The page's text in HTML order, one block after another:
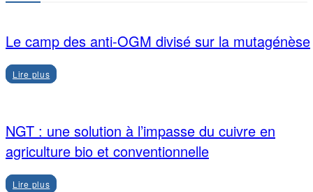
Le camp des anti-OGM divisé sur la mutagénèse
Lire plus
NGT : une solution à l’impasse du cuivre en
agriculture bio et conventionnelle
Lire plus